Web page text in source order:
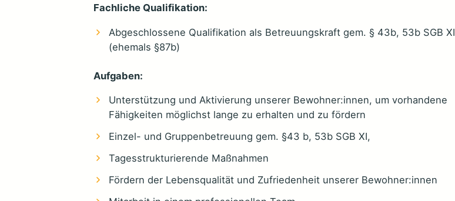
Fachliche Qualifikation:
Abgeschlossene Qualifikation als Betreuungskraft gem. § 43b, 53b SGB XI
(ehemals §87b)
Aufgaben:
Unterstützung und Aktivierung unserer Bewohner:innen, um vorhandene
Fähigkeiten möglichst lange zu erhalten und zu fördern
Einzel- und Gruppenbetreuung gem. §43 b, 53b SGB XI,
Tagesstrukturierende Maßnahmen
Fördern der Lebensqualität und Zufriedenheit unserer Bewohner:innen